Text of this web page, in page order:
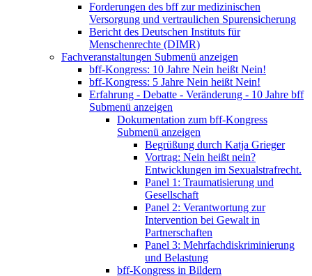
Forderungen des bff zur medizinischen
Versorgung und vertraulichen Spurensicherung
Bericht des Deutschen Instituts für
Menschenrechte (DIMR)
Fachveranstaltungen Submenü anzeigen
bff-Kongress: 10 Jahre Nein heißt Nein!
bff-Kongress: 5 Jahre Nein heißt Nein!
Erfahrung - Debatte - Veränderung - 10 Jahre bff
Submenü anzeigen
Dokumentation zum bff-Kongress
Submenü anzeigen
Begrüßung durch Katja Grieger
Vortrag: Nein heißt nein?
Entwicklungen im Sexualstrafrecht.
Panel 1: Traumatisierung und
Gesellschaft
Panel 2: Verantwortung zur
Intervention bei Gewalt in
Partnerschaften
Panel 3: Mehrfachdiskriminierung
und Belastung
bff-Kongress in Bildern